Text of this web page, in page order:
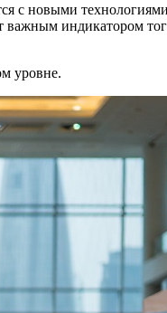
с новыми
индикатором
уровне.